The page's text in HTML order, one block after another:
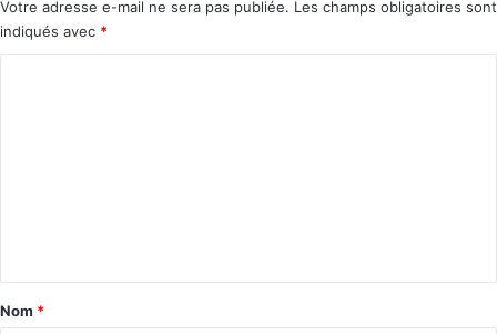
Votre adresse e-mail ne sera pas publiée. Les champs obligatoires sont
indiqués avec *
a
Nom *